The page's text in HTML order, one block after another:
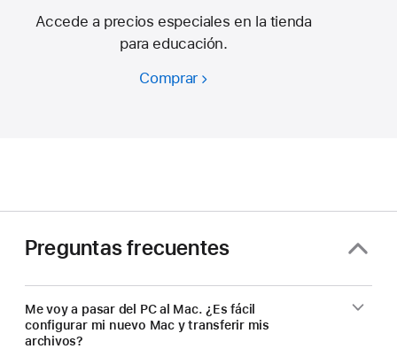
Accede a precios especiales en la tienda
para educación.
ComprarAhorra
para
y
Preguntas frecuentes
Me voy a pasar del PC al Mac. ¿Es fácil
configurar mi nuevo Mac y transferir mis
archivos?